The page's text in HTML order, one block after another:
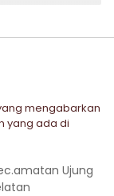
mengabarkan
yang ada di
Ujung